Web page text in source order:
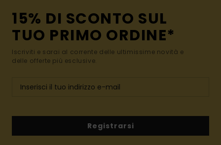
15% DI SCONTO SUL
TUO PRIMO ORDINE*
Iscriviti e sarai al corrente delle ultimissime novità e
delle offerte più esclusive.
Registrarsi